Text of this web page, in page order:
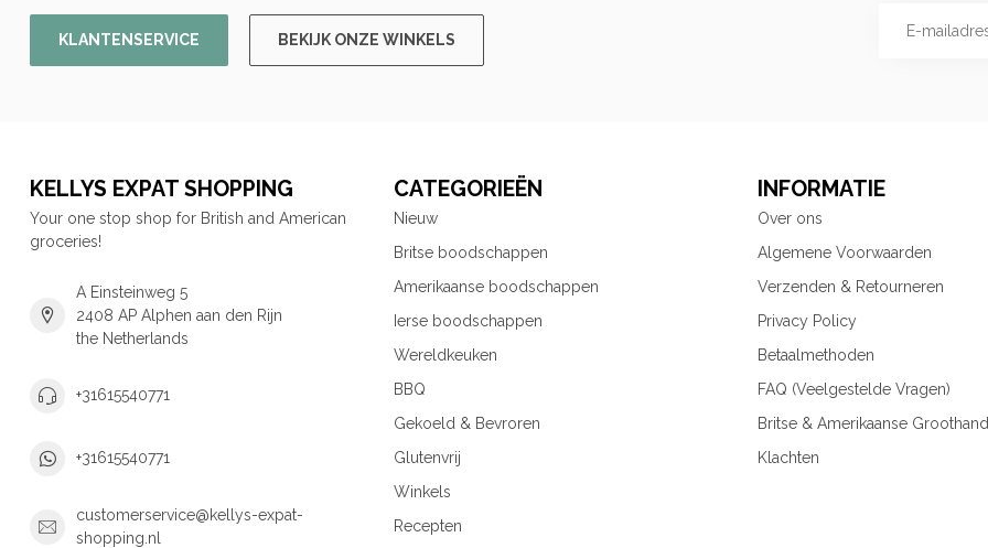
KLANTENSERVICE BEKIJK ONZE WINKELS
KELLYS EXPAT SHOPPING
Your one stop shop for British and American
groceries!
A Einsteinweg 5
2408 AP Alphen aan den Rijn
the Netherlands
+31615540771
+31615540771
customerservice@kellys-expat-
shopping.nl
CATEGORIEËN
Nieuw
Britse boodschappen
Amerikaanse boodschappen
Ierse boodschappen
Wereldkeuken
BBQ
Gekoeld & Bevroren
Glutenvrij
Winkels
Recepten
INFORMATIE
Over ons
Algemene Voorwaarden
Verzenden & Retourneren
Privacy Policy
Betaalmethoden
FAQ (Veelgestelde Vragen)
Britse & Amerikaanse
Klachten